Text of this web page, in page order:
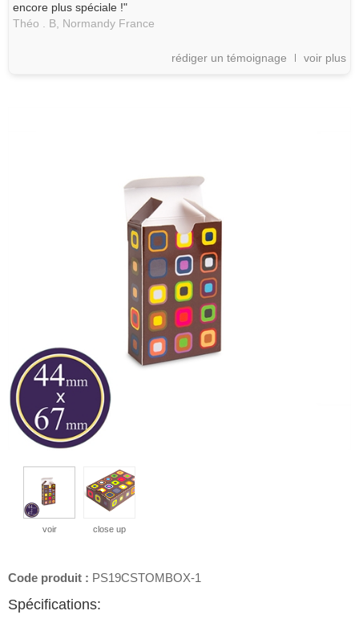
encore plus spéciale !"
Théo . B, Normandy France
rédiger un témoignage voir plus
voir close up
Code produit : PS19CSTOMBOX-1
Spécifications: